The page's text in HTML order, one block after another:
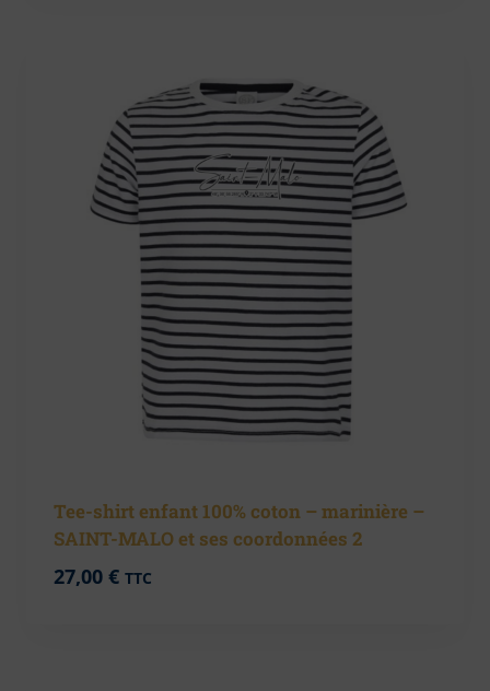
Tee-shirt enfant 100% coton – marinière –
SAINT-MALO et ses coordonnées 2
27,00 € TTC